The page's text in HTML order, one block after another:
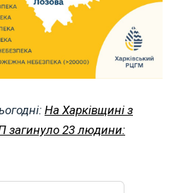
На Харківщині з
загинуло 23 людини: